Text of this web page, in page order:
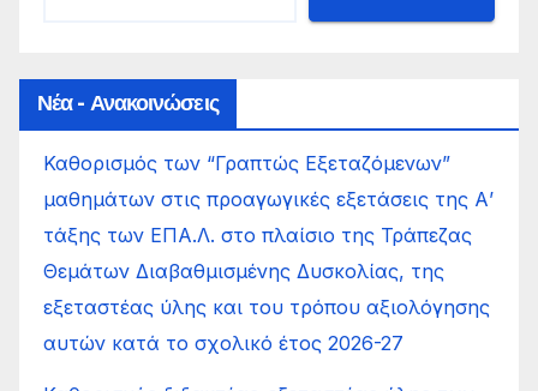
Νέα - Ανακοινώσεις
Καθορισμός των “Γραπτώς Εξεταζόμενων”
μαθημάτων στις προαγωγικές εξετάσεις της Α’
τάξης των ΕΠΑ.Λ. στο πλαίσιο της Τράπεζας
Θεμάτων Διαβαθμισμένης Δυσκολίας, της
εξεταστέας ύλης και του τρόπου αξιολόγησης
αυτών κατά το σχολικό έτος 2026-27